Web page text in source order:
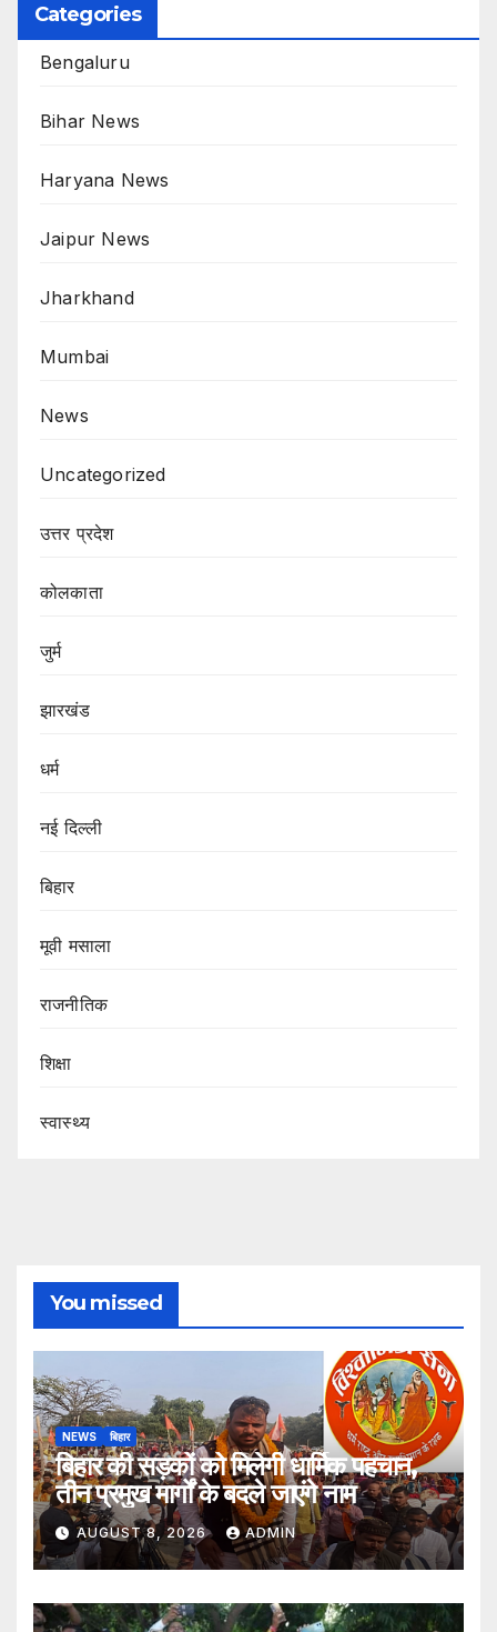
Categories
Bengaluru
Bihar News
Haryana News
Jaipur News
Jharkhand
Mumbai
News
Uncategorized
उत्तर प्रदेश
कोलकाता
जुर्म
झारखंड
धर्म
नई दिल्ली
बिहार
मूवी मसाला
राजनीतिक
शिक्षा
स्वास्थ्य
You missed
NEWS बिहार
बिहार की सड़कों को मिलेगी धार्मिक पहचान,
तीन प्रमुख मार्गों के बदले जाएंगे नाम
AUGUST 8, 2026 ADMIN